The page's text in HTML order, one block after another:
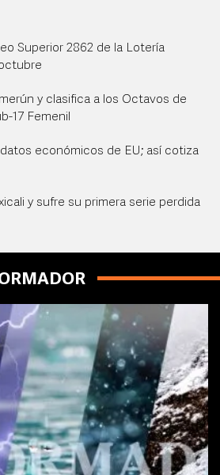
Superior 2862 de la Lotería
y clasifica a los Octavos de
17 Femenil
económicos de EU; así cotiza
y sufre su primera serie perdida